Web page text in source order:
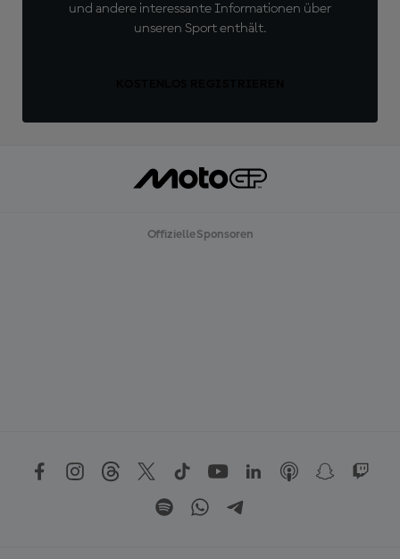
und andere interessante Informationen über
unseren Sport enthält.
Offizielle Sponsoren